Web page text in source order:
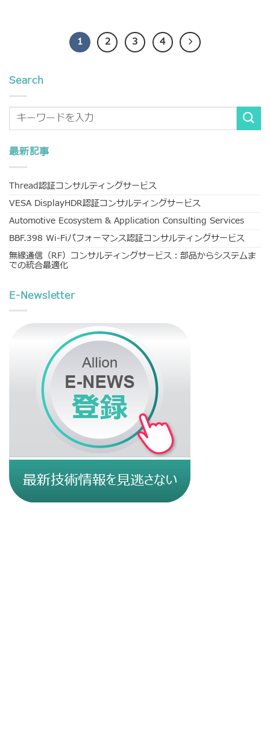
1 2 3 4
Search
最新記事
Thread認証コンサルティングサービス
VESA DisplayHDR認証コンサルティングサービス
Automotive Ecosystem & Application Consulting Services
BBF.398 Wi-Fiパフォーマンス認証コンサルティングサービス
無線通信（RF）コンサルティングサービス：部品からシステムま
での統合最適化
E-Newsletter